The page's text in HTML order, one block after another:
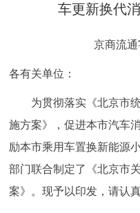
个人服务
中介服务
政民互动
12345网上接诉即办
车更新换代
京商流通
各有关单位：
为贯彻落实《北京市统
施方案》，促进本市汽车
励本市乘用车置换新能源
部门联合制定了《北京市
案》。现予以印发，请认真